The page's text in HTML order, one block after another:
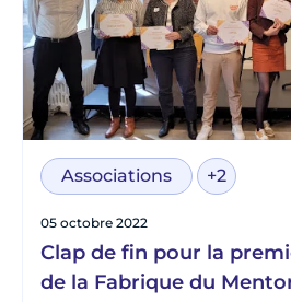
Associations +2
05 octobre 2022
Clap de fin pour la
de la Fabrique du